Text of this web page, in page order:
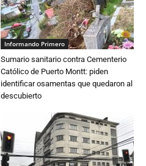
Informando Primero
Sumario sanitario contra Cementerio
Católico de Puerto Montt: piden
identificar osamentas que quedaron al
descubierto